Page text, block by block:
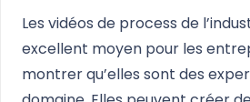
Les vidéos de process de
excellent moyen pour les
montrer qu’elles sont des